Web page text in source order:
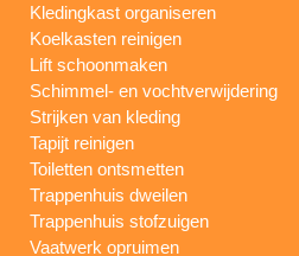
Kledingkast organiseren
Koelkasten reinigen
Lift schoonmaken
Schimmel- en vochtverwijdering
Strijken van kleding
Tapijt reinigen
Toiletten ontsmetten
Trappenhuis dweilen
Trappenhuis stofzuigen
Vaatwerk opruimen